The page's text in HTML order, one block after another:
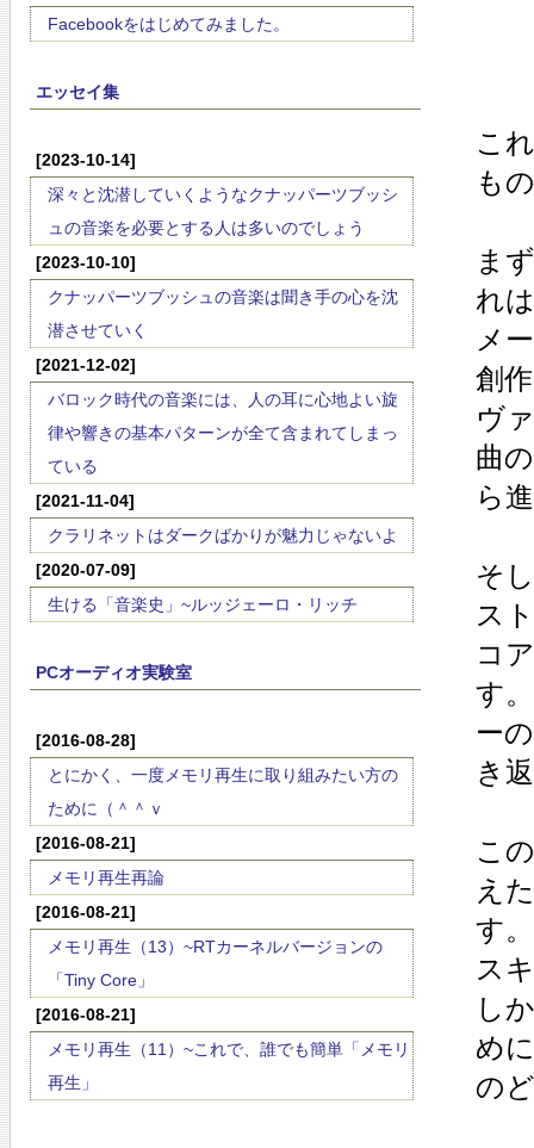
Facebookをはじめてみました。
エッセイ集
[2023-10-14]
深々と沈潜していくようなクナッパーツブッシ
ュの音楽を必要とする人は多いのでしょう
[2023-10-10]
クナッパーツブッシュの音楽は聞き手の心を沈
潜させていく
[2021-12-02]
バロック時代の音楽には、人の耳に心地よい旋
律や響きの基本パターンが全て含まれてしまっ
ている
[2021-11-04]
クラリネットはダークばかりが魅力じゃないよ
[2020-07-09]
生ける「音楽史」~ルッジェーロ・リッチ
PCオーディオ実験室
[2016-08-28]
とにかく、一度メモリ再生に取り組みたい方の
ために（＾＾ｖ
[2016-08-21]
メモリ再生再論
[2016-08-21]
メモリ再生（13）~RTカーネルバージョンの
「Tiny Core」
[2016-08-21]
メモリ再生（11）~これで、誰でも簡単「メモリ
再生」
こ
も
ま
れ
メ
創
ヴ
曲
ら
そ
ス
コ
す
ー
き
こ
え
す
ス
し
め
の